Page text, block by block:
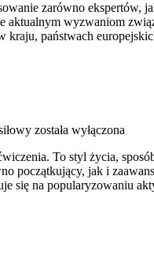
zarówno
aktualnym wyzwaniom
kraju, państwach
została wyłączona
To styl życia,
początkujący, jak i
się na popularyzowaniu